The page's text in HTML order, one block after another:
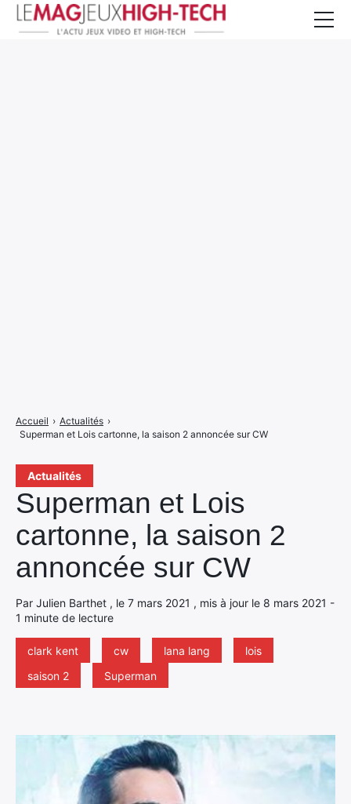
Actualités
Superman et Lois
cartonne, la saison 2
annoncée sur CW
Par Julien Barthet , le 7 mars 2021 , mis à jour le 8 mars 2021 -
1 minute de lecture
clark kent cw lana lang
lois
saison 2
Superman
Accueil › Actualités ›
Superman et Lois cartonne, la saison 2 annoncée sur CW